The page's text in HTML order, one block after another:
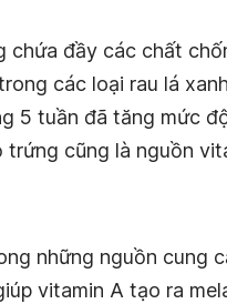
chứa đầy các chất
các loại rau lá
5 tuần đã tăng mức
trứng cũng là nguồn
những nguồn cung
vitamin A tạo ra